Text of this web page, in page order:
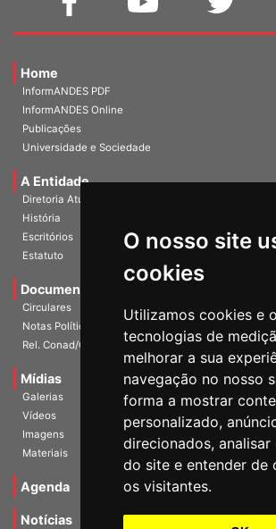
O nosso site
cookies
Utilizamos cookies e
tecnologias de
melhorar a sua
navegação no nosso
forma a mostrar
personalizado,
direcionados,
do site e entender de
os visitantes.
Home
InformANDES PDF
InformANDES Online
Publicações
Universidade e Sociedade
A Entidade
Diretoria Atual
História
Escritórios
Estatuto
Documentos
Circulares
Notas Políticas
Rel. Conad/Congresso
Mídias
Galerias
Vídeos
Imagens
Materiais
Agenda
Notícias